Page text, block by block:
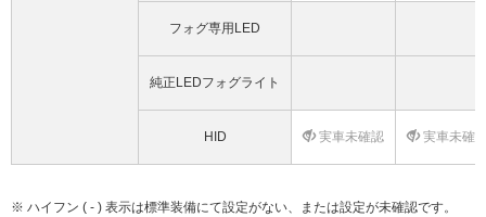
フォグ専用LED
純正LEDフォグライト
HID 実車未確認 実車未確
※ ハイフン ( - ) 表示は標準装備にて設定がない、または設定が未確認です。